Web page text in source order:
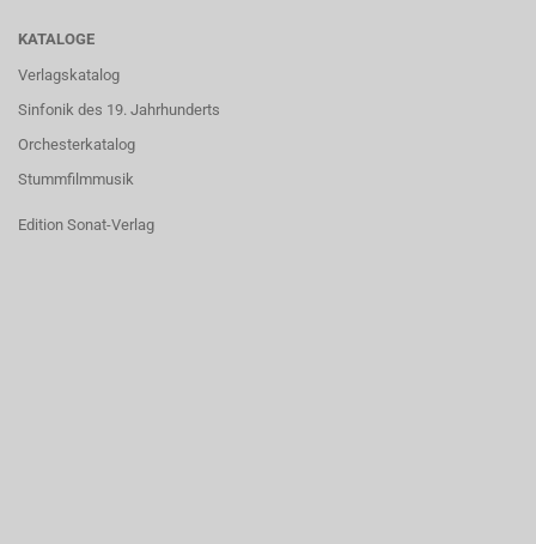
KATALOGE
Verlagskatalog
Sinfonik des 19. Jahrhunderts
Orchesterkatalog
Stummfilmmusik
Edition Sonat-Verlag